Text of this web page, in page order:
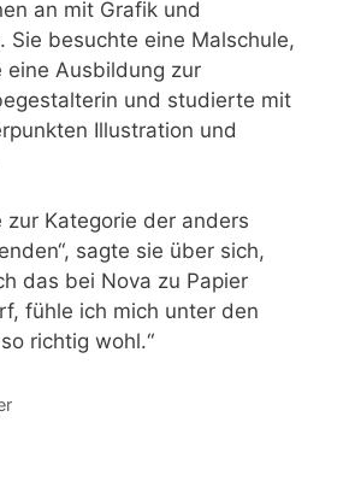
an mit Grafik und
Sie besuchte eine Malschule,
eine Ausbildung zur
und studierte mit
Illustration und
zur Kategorie der anders
sagte sie über sich,
das bei Nova zu Papier
fühle ich mich unter den
richtig wohl.“